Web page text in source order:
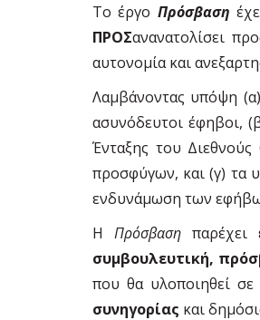
Το έργο Πρόσβαση
ΠΡΟΣανανατολίσει
αυτονομία και
Λαμβάνοντας υπόψη
ασυνόδευτοι έφηβοι,
Ένταξης του
προσφύγων, και (γ) τα
ενδυνάμωση των
Η Πρόσβασηπαρέχει
συμβουλευτική,
που θα υλοποιηθεί σε
συνηγορίας και